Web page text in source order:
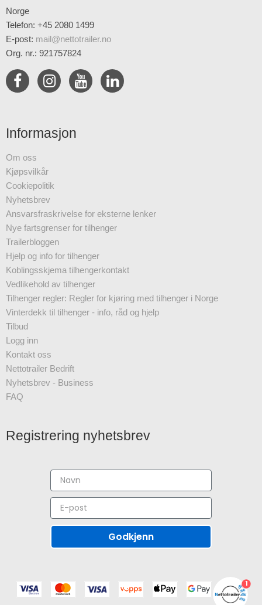
Norge
Telefon: +45 2080 1499
E-post: mail@nettotrailer.no
Org. nr.: 921757824
Informasjon
Om oss
Kjøpsvilkår
Cookiepolitik
Nyhetsbrev
Ansvarsfraskrivelse for eksterne lenker
Nye fartsgrenser for tilhenger
Trailerbloggen
Hjelp og info for tilhenger
Koblingsskjema tilhengerkontakt
Vedlikehold av tilhenger
Tilhenger regler: Regler for kjøring med tilhenger i Norge
Vinterdekk til tilhenger - info, råd og hjelp
Tilbud
Logg inn
Kontakt oss
Nettotrailer Bedrift
Nyhetsbrev - Business
FAQ
Registrering nyhetsbrev
Godkjenn
1